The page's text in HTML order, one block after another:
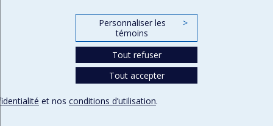
Personnaliser les
témoins
>
Tout refuser
Tout accepter
et nos conditions d’utilisation.